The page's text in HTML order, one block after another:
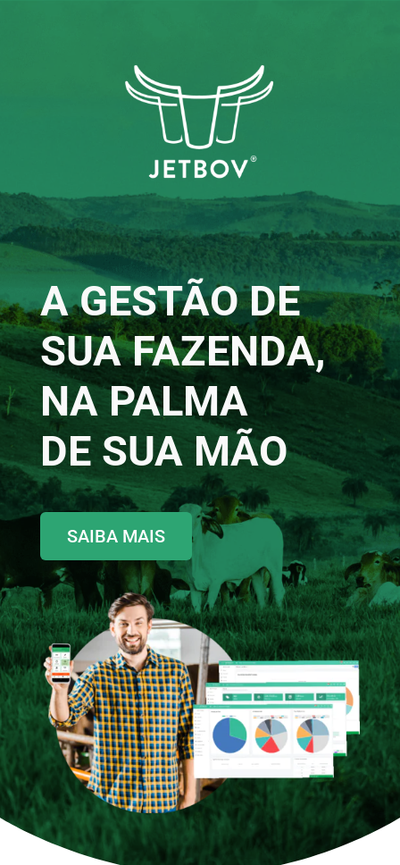
A GESTÃO DE
SUA FAZENDA,
NA PALMA
DE SUA MÃO
SAIBA MAIS